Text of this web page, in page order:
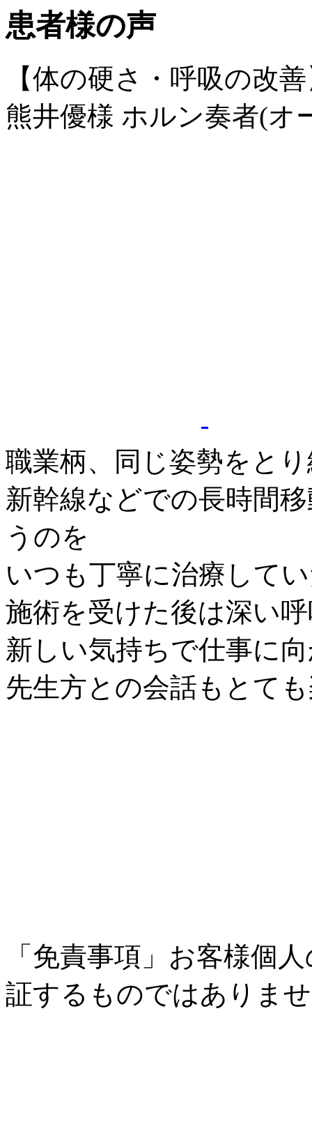
患者様の声
【体の硬さ・呼吸の
熊井優様 ホルン奏者(オ
職業柄、同じ姿勢をと
新幹線などでの長時間
うのを
いつも丁寧に治療して
施術を受けた後は深い
新しい気持ちで仕事に
先生方との会話もとて
「免責事項」お客様個
証するものではありま